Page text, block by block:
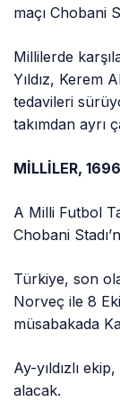
maçı Chobani
Millilerde
Yıldız, Kerem
tedavileri
takımdan ayrı
MİLLİLER,
A Milli Futbol
Chobani
Türkiye, son
Norveç ile 8
müsabakada
Ay-yıldızlı
alacak.